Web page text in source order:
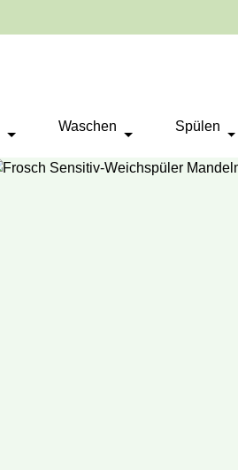
Waschen Spülen